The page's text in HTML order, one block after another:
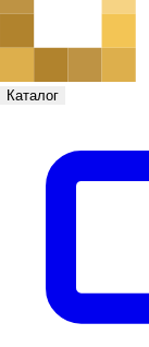
Каталог